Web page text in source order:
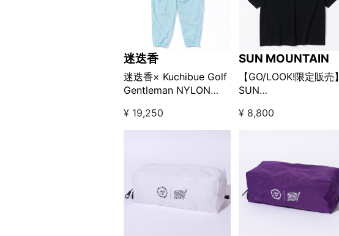
迷迭香
迷迭香× Kuchibue Golf
Gentleman NYLON
ンツ スカイブルー
【GO/LOOK!限定販売】
¥ 19,250
SUN MOUNTAIN
【GO/LOOK!限定販売】
SUN
Golf Gentleman Tシャ
¥ 8,800